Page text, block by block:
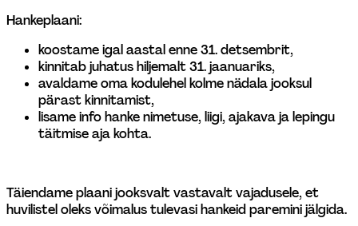
Hankeplaani:
koostame igal aastal enne 31. detsembrit,
kinnitab juhatus hiljemalt 31. jaanuariks,
avaldame oma kodulehel kolme nädala jooksul
pärast kinnitamist,
lisame info hanke nimetuse, liigi, ajakava ja lepingu
täitmise aja kohta.
Täiendame plaani jooksvalt vastavalt vajadusele, et
huvilistel oleks võimalus tulevasi hankeid paremini jälgida.